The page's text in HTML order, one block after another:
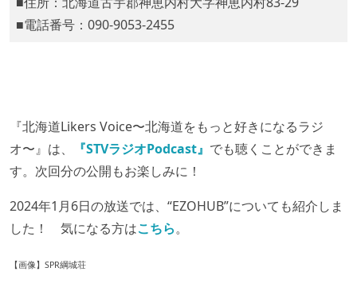
■電話番号：090-9053-2455
『北海道Likers Voice〜北海道をもっと好きになるラジ
オ〜』は、
『STVラジオPodcast』 でも聴くことができま
す。次回分の公開もお楽しみに！
2024年1月6日の放送では、“EZOHUB”についても紹介しま
した！ 気になる方はこちら。
【画像】SPR綱城荘